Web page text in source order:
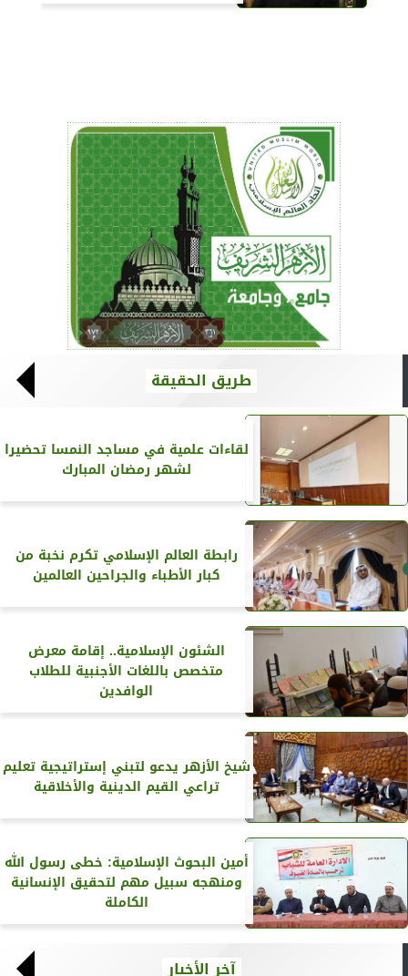
طريق الحقيقة
لقاءات علمية في مساجد النمسا تحضيرا
لشهر رمضان المبارك
رابطة العالم الإسلامي تكرم نخبة من
كبار الأطباء والجراحين العالمين
الشئون الإسلامية.. إقامة معرض
متخصص باللغات الأجنبية للطلاب
الوافدين
شيخ الأزهر يدعو لتبني إستراتيجية تعليم
تراعي القيم الدينية والأخلاقية
أمين البحوث الإسلامية: خطى رسول الله
ومنهجه سبيل مهم لتحقيق الإنسانية
الكاملة
آخر الأخبار